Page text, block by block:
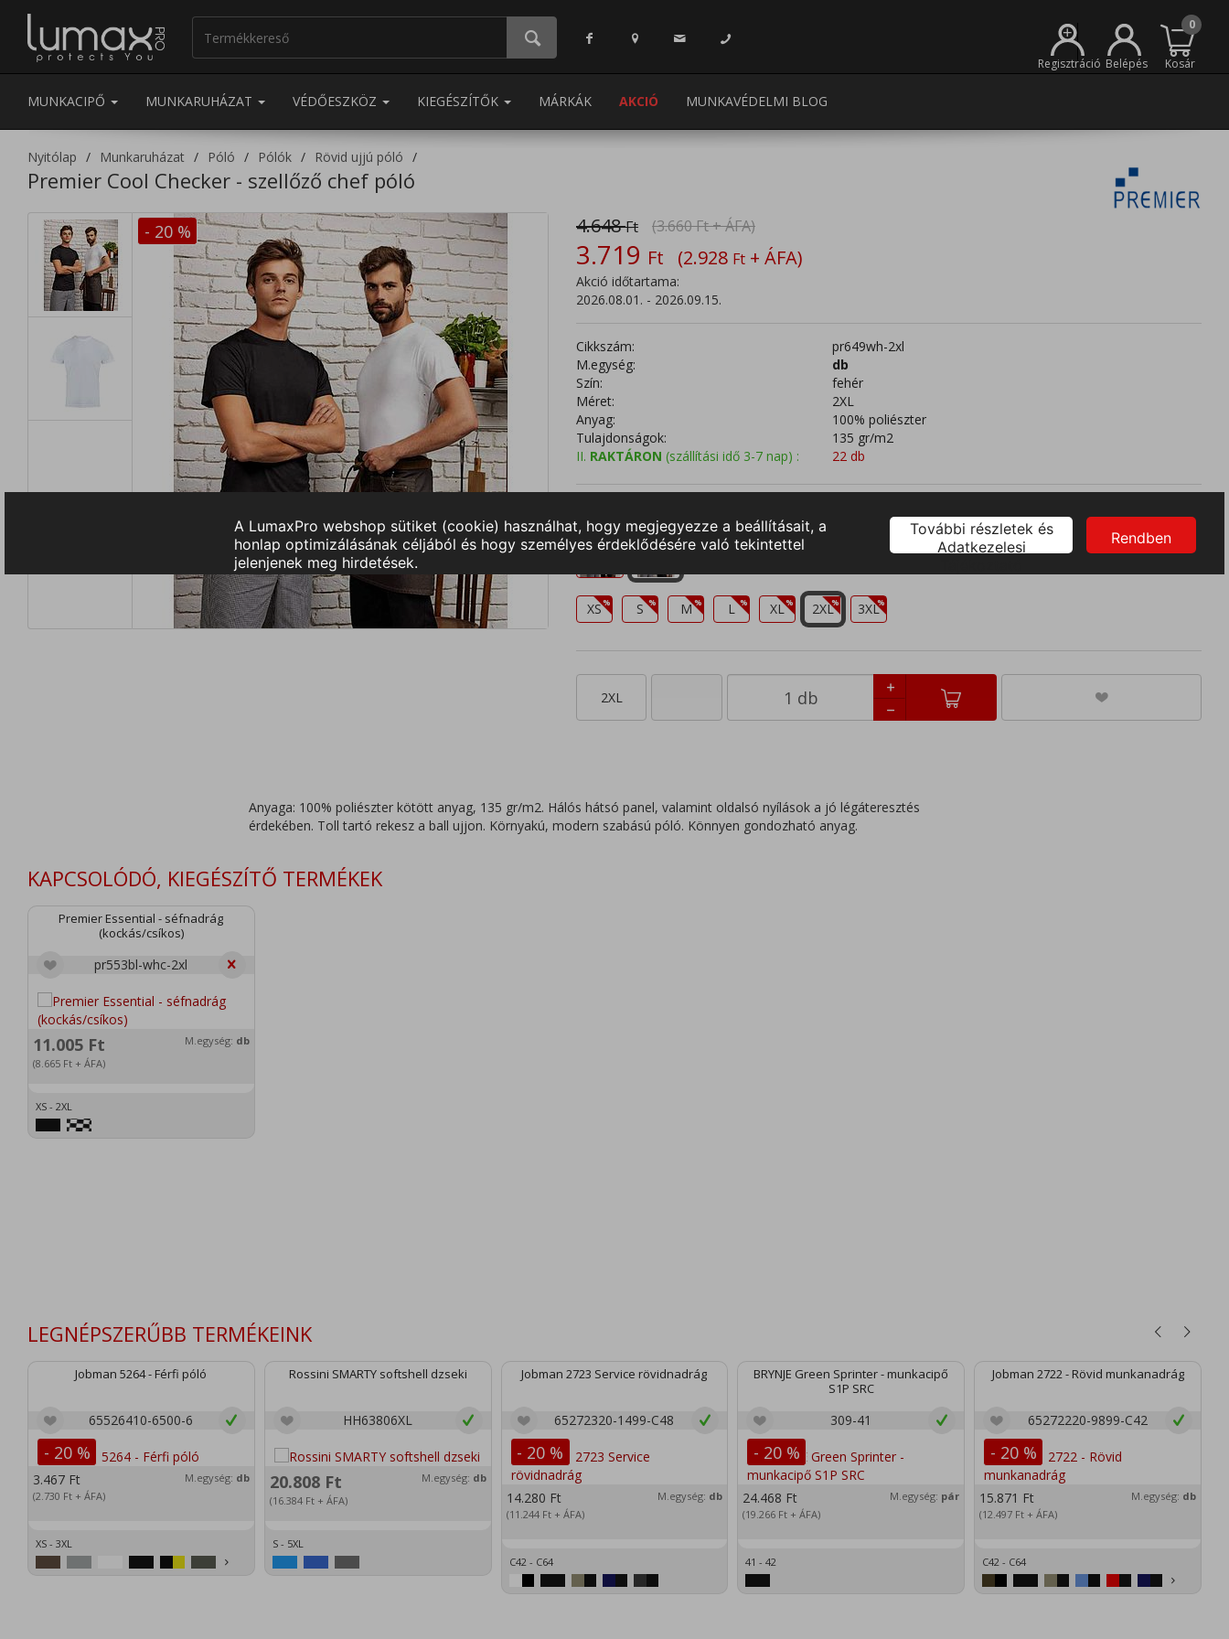
+
Regisztráció Belépés
0
Kosár
MUNKACIPŐ MUNKARUHÁZAT VÉDŐESZKÖZ KIEGÉSZÍTŐK MÁRKÁK AKCIÓ MUNKAVÉDELMI BLOG
Nyitólap Munkaruházat Póló Pólók Rövid ujjú póló
Premier Cool Checker - szellőző chef póló
- 20 % 4.648Ft (3.660Ft+ ÁFA)
3.719 Ft (2.928 Ft + ÁFA)
Akció időtartama:
2026.08.01. - 2026.09.15.
Cikkszám:
pr649wh-2xl
M.egység:
db
Szín:
fehér
Méret:
2XL
Anyag:
100% poliészter
Tulajdonságok:
135 gr/m2
II. RAKTÁRON (szállítási idő 3-7 nap) : 22 db
XS S M L XL 2XL 3XL
2XL
Anyaga: 100% poliészter kötött anyag, 135 gr/m2. Hálós hátsó panel, valamint oldalsó nyílások a jó légáteresztés
érdekében. Toll tartó rekesz a ball ujjon. Környakú, modern szabású póló. Könnyen gondozható anyag.
KAPCSOLÓDÓ, KIEGÉSZÍTŐ TERMÉKEK
Premier Essential - séfnadrág
(kockás/csíkos)
pr553bl-whc-2xl
11.005 Ft
(8.665 Ft + ÁFA)
M.egység: db
XS - 2XL
LEGNÉPSZERŰBB TERMÉKEINK
Jobman 5264 - Férfi póló
65526410-6500-6
- 20 %
3.467 Ft
(2.730 Ft + ÁFA)
M.egység: db
XS - 3XL
Rossini SMARTY softshell dzseki
HH63806XL
20.808 Ft
(16.384 Ft+ ÁFA)
M.egység: db
S - 5XL
Jobman 2723 Service rövidnadrág
65272320-1499-C48
- 20 %
14.280 Ft
(11.244 Ft+ ÁFA)
M.egység: db
C42 - C64
BRYNJE Green Sprinter - munkacipő
S1P SRC
309-41
- 20 %
24.468 Ft
(19.266 Ft + ÁFA)
M.egység: pár
41 - 42
Jobman 2722 - Rövid munkanadrág
65272220-9899-C42
- 20 %
15.871 Ft
(12.497 Ft + ÁFA)
M.egység: db
C42 - C64